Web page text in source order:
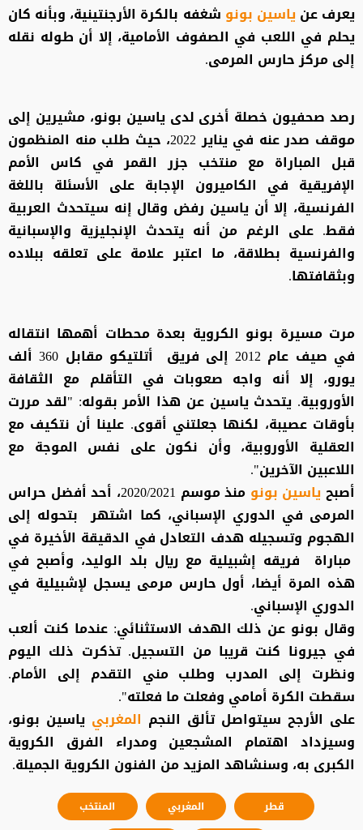
يعرف عنياسين بونو شغفه بالكرة الأرجنتينية، وبأنه كان
يحلم في اللعب في الصفوف الأمامية، إلا أن طوله نقله
إلى مركز حارس المرمى.
رصد صحفيون خصلة أخرى لدى ياسين بونو، مشيرين إلى
موقف صدر عنه في يناير 2022، حيث طلب منه المنظمون
قبل المباراة مع منتخب جزر القمر في كاس الأمم
الإفريقية في الكاميرون الإجابة على الأسئلة باللغة
الفرنسية، إلا أن ياسين رفض وقال إنه سيتحدث العربية
فقط. على الرغم من أنه يتحدث الإنجليزية والإسبانية
والفرنسية بطلاقة، ما اعتبر علامة على تعلقه ببلاده
وبثقافتها.
مرت مسيرة بونو الكروية بعدة محطات أهمها انتقاله
في صيف عام 2012 إلى فريق أتلتيكو مقابل 360 ألف
يورو، إلا أنه واجه صعوبات في التأقلم مع الثقافة
الأوروبية. يتحدث ياسين عن هذا الأمر بقوله: "لقد مررت
بأوقات عصيبة، لكنها جعلتني أقوى. علينا أن نتكيف مع
العقلية الأوروبية، وأن نكون على نفس الموجة مع
اللاعبين الآخرين".
أصبحياسين بونو
منذ موسم 2020/2021، أحد أفضل حراس
المرمى في الدوري الإسباني، كما اشتهر بتحوله إلى
الهجوم وتسجيله هدف التعادل في الدقيقة الأخيرة في
مباراة فريقه إشبيلية مع ريال بلد الوليد، وأصبح في
هذه المرة أيضا، أول حارس مرمى يسجل لإشبيلية في
الدوري الإسباني.
وقال بونو عن ذلك الهدف الاستثنائي: عندما كنت ألعب
في جيرونا كنت قريبا من التسجيل. تذكرت ذلك اليوم
ونظرت إلى المدرب وطلب مني التقدم إلى الأمام.
سقطت الكرة أمامي وفعلت ما فعلته".
على الأرجح سيتواصل تألق النجم المغربي ياسين بونو،
وسيزداد اهتمام المشجعين ومدراء الفرق الكروية
الكبرى به، وسنشاهد المزيد من الفنون الكروية الجميلة.
قطر المغربي المنتخب